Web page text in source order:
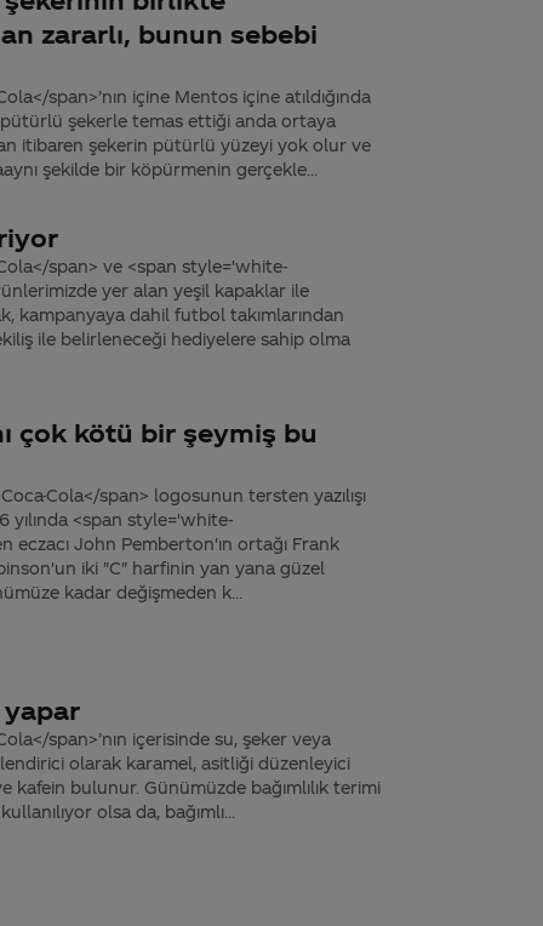
zararlı, bunun sebebi
span>’nın içine Mentos içine atıldığında
şekerle temas ettiği anda ortaya
itibaren şekerin pütürlü yüzeyi yok olur ve
şekilde bir köpürmenin gerçekle...
span> ve <span style='white-
yer alan yeşil kapaklar ile
kampanyaya dahil futbol takımlarından
ile belirleneceği hediyelere sahip olma
çok kötü bir şeymiş bu
Cola</span> logosunun tersten yazılışı
yılında <span style='white-
eczacı John Pemberton'ın ortağı Frank
iki "C" harfinin yan yana güzel
kadar değişmeden k...
yapar
span>’nın içerisinde su, şeker veya
olarak karamel, asitliği düzenleyici
bulunur. Günümüzde bağımlılık terimi
olsa da, bağımlı...